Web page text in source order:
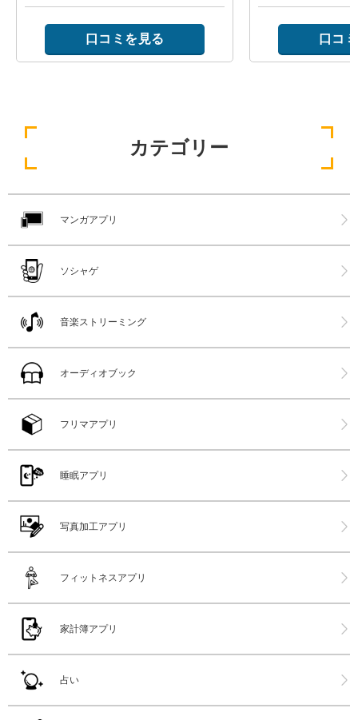
口コミを見る 口コ
カテゴリー
マンガアプリ
ソシャゲ
音楽ストリーミング
オーディオブック
フリマアプリ
睡眠アプリ
写真加工アプリ
フィットネスアプリ
家計簿アプリ
占い